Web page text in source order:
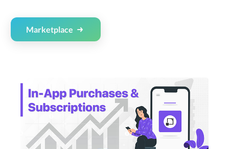
Marketplace